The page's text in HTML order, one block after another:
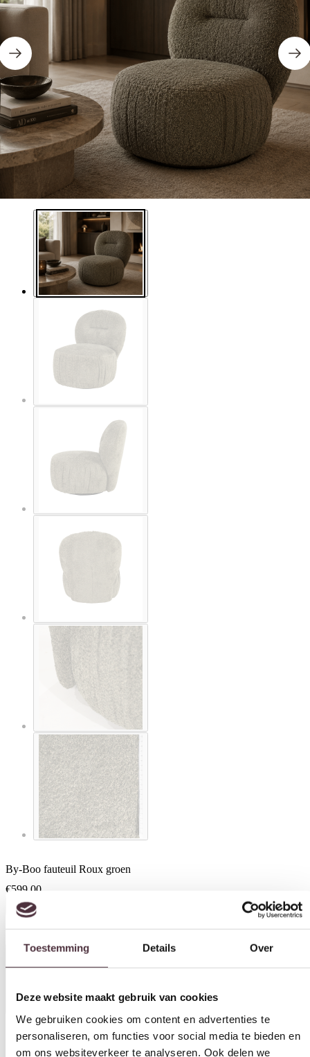
Toestemming Over
personaliseren, om functies voor social media te bieden en
om ons websiteverkeer te analyseren. Ook delen we
informatie over uw gebruik van onze site met onze
partners voor social media, adverteren en analyse. Deze
By-Boo fauteuil Roux groen
€599,00
Specificaties
Materiaal